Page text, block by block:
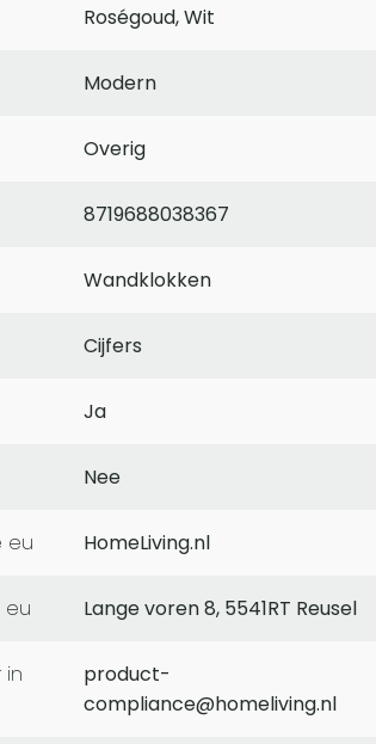
Roségoud, Wit
Modern
Overig
8719688038367
Wandklokken
Cijfers
Ja
Nee
eu HomeLiving.nl
eu Lange voren 8, 5541RT Reusel
product-
compliance@homeliving.nl